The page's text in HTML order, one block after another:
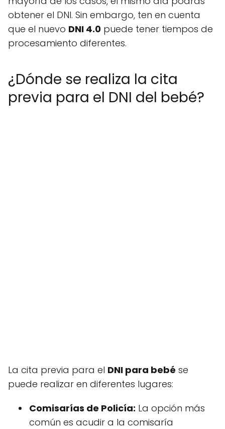
obtener el DNI. Sin embargo, ten en cuenta
que el nuevo DNI 4.0 puede tener tiempos de
procesamiento diferentes.
¿Dónde se realiza la cita
previa para el DNI del bebé?
La cita previa para el DNI para bebé se
puede realizar en diferentes lugares:
Comisarías de Policía: La opción más
común es acudir a la comisaría